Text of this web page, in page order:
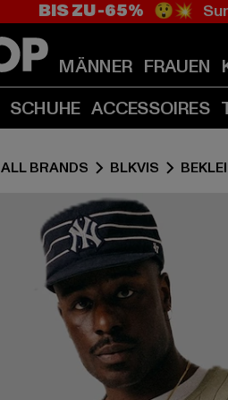
BIS ZU -65% 😲💥
MÄNNER FRAUEN
SCHUHE ACCESSOIRES
ALL BRANDS BLKVIS